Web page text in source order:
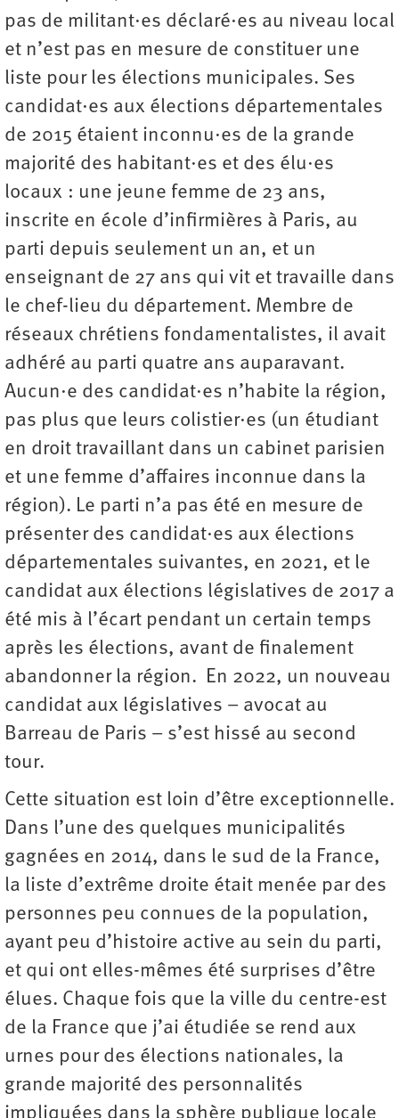
pas de militant·es déclaré·es au niveau local
et n’est pas en mesure de constituer une
liste pour les élections municipales. Ses
candidat·es aux élections départementales
de 2015 étaient inconnu·es de la grande
majorité des habitant·es et des élu·es
locaux : une jeune femme de 23 ans,
inscrite en école d’infirmières à Paris, au
parti depuis seulement un an, et un
enseignant de 27 ans qui vit et travaille dans
le chef-lieu du département. Membre de
réseaux chrétiens fondamentalistes, il avait
adhéré au parti quatre ans auparavant.
Aucun·e des candidat·es n’habite la région,
pas plus que leurs colistier·es (un étudiant
en droit travaillant dans un cabinet parisien
et une femme d’affaires inconnue dans la
région). Le parti n’a pas été en mesure de
présenter des candidat·es aux élections
départementales suivantes, en 2021, et le
candidat aux élections législatives de 2017 a
été mis à l’écart pendant un certain temps
après les élections, avant de finalement
abandonner la région. En 2022, un nouveau
candidat aux législatives – avocat au
Barreau de Paris – s’est hissé au second
tour.
Cette situation est loin d’être exceptionnelle.
Dans l’une des quelques municipalités
gagnées en 2014, dans le sud de la France,
la liste d’extrême droite était menée par des
personnes peu connues de la population,
ayant peu d’histoire active au sein du parti,
et qui ont elles-mêmes été surprises d’être
élues. Chaque fois que la ville du centre-est
de la France que j’ai étudiée se rend aux
urnes pour des élections nationales, la
grande majorité des personnalités
impliquées dans la sphère publique locale